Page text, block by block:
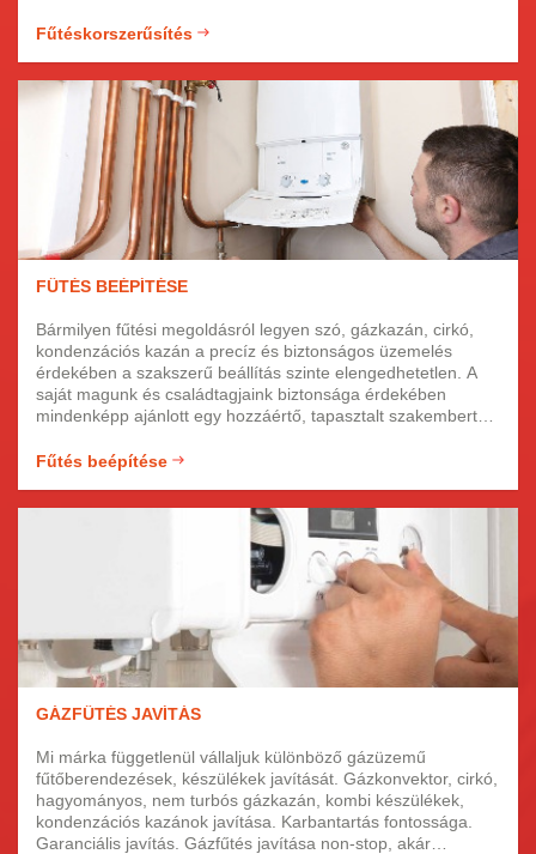
Fűtéskorszerűsítés
FŰTÉS BEÉPÍTÉSE
Bármilyen fűtési megoldásról legyen szó, gázkazán, cirkó,
kondenzációs kazán a precíz és biztonságos üzemelés
érdekében a szakszerű beállítás szinte elengedhetetlen. A
saját magunk és családtagjaink biztonsága érdekében
mindenképp ajánlott egy hozzáértő, tapasztalt szakembert
fűtési rendszerünk nincs megfelelően és rendszeresen
Fűtés beépítése
GÁZFŰTÉS JAVÍTÁS
Mi márka függetlenül vállaljuk különböző gázüzemű
fűtőberendezések, készülékek javítását. Gázkonvektor, cirkó,
hagyományos, nem turbós gázkazán, kombi készülékek,
kondenzációs kazánok javítása. Karbantartás fontossága.
Garanciális javítás. Gázfűtés javítása non-stop, akár